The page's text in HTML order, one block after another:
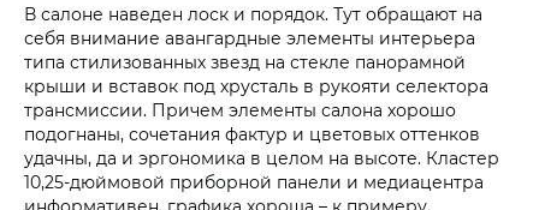
В салоне наведен лоск и порядок. Тут обращают на
себя внимание авангардные элементы интерьера
типа стилизованных звезд на стекле панорамной
крыши и вставок под хрусталь в рукояти селектора
трансмиссии. Причем элементы салона хорошо
подогнаны, сочетания фактур и цветовых оттенков
удачны, да и эргономика в целом на высоте. Кластер
10,25-дюймовой приборной панели и медиацентра